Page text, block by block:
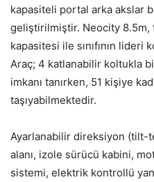
kapasiteli portal arka akslar
geliştirilmiştir. Neocity 8.5m,
kapasitesi ile sınıfının lideri
Araç; 4 katlanabilir koltukla
imkanı tanırken, 51 kişiye
taşıyabilmektedir.
Ayarlanabilir direksiyon (tilt-
alanı, izole sürücü kabini,
sistemi, elektrik kontrollü